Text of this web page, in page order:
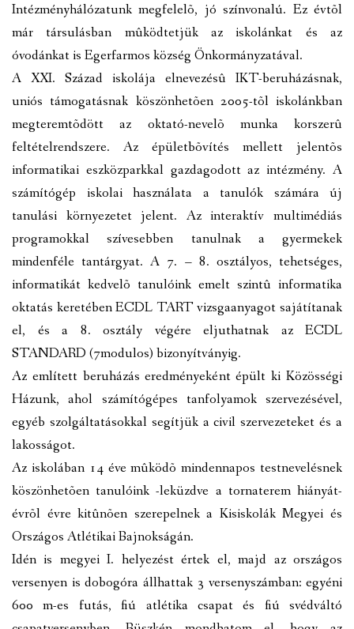
Intézményhálózatunk megfelelõ, jó színvonalú. Ez évtõl
már társulásban mûködtetjük az iskolánkat és az
óvodánkat is Egerfarmos község Önkormányzatával.
A XXI. Század iskolája elnevezésû IKT-beruházásnak,
uniós támogatásnak köszönhetõen 2005-tõl iskolánkban
megteremtõdött az oktató-nevelõ munka korszerû
feltételrendszere. Az épületbõvítés mellett jelentõs
informatikai eszközparkkal gazdagodott az intézmény. A
számítógép iskolai használata a tanulók számára új
tanulási környezetet jelent. Az interaktív multimédiás
programokkal szívesebben tanulnak a gyermekek
mindenféle tantárgyat. A 7. – 8. osztályos, tehetséges,
informatikát kedvelõ tanulóink emelt szintû informatika
oktatás keretében ECDL TART vizsgaanyagot sajátítanak
el, és a 8. osztály végére eljuthatnak az ECDL
STANDARD (7modulos) bizonyítványig.
Az említett beruházás eredményeként épült ki Közösségi
Házunk, ahol számítógépes tanfolyamok szervezésével,
egyéb szolgáltatásokkal segítjük a civil szervezeteket és a
lakosságot.
Az iskolában 14 éve mûködõ mindennapos testnevelésnek
köszönhetõen tanulóink -leküzdve a tornaterem hiányát-
évrõl évre kitûnõen szerepelnek a Kisiskolák Megyei és
Országos Atlétikai Bajnokságán.
Idén is megyei I. helyezést értek el, majd az országos
versenyen is dobogóra állhattak 3 versenyszámban: egyéni
600 m-es futás, fiú atlétika csapat és fiú svédváltó